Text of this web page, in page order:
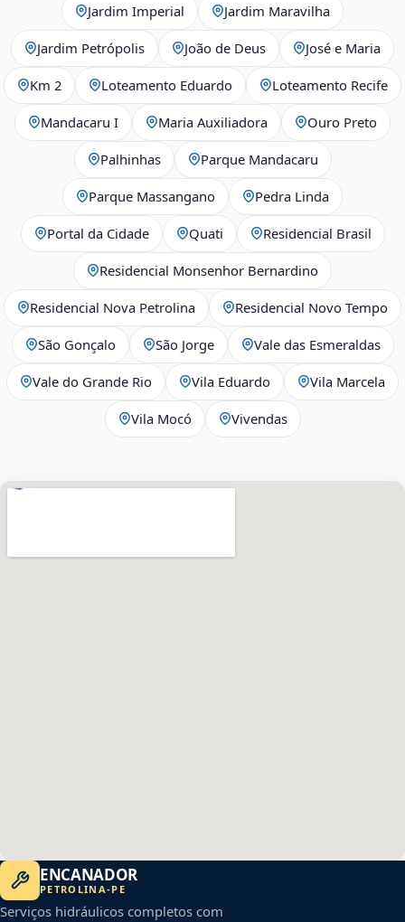
Jardim Imperial Jardim Maravilha
Jardim Petrópolis João de Deus José e Maria
Km 2 Loteamento Eduardo Loteamento Recife
Mandacaru I Maria Auxiliadora Ouro Preto
Palhinhas Parque Mandacaru
Parque Massangano Pedra Linda
Portal da Cidade Quati Residencial Brasil
Residencial Monsenhor Bernardino
Residencial Nova Petrolina Residencial Novo Tempo
São Gonçalo São Jorge Vale das Esmeraldas
Vale do Grande Rio Vila Eduardo Vila Marcela
Vila Mocó Vivendas
ENCANADOR
PETROLINA-PE
Serviços hidráulicos completos com